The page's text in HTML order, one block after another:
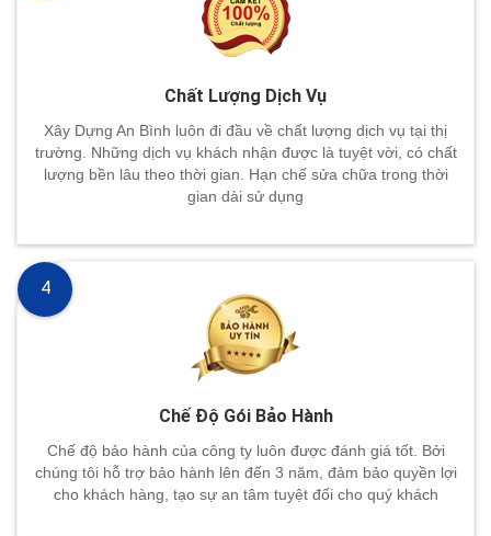
Chất Lượng Dịch Vụ
Xây Dựng An Bình luôn đi đầu về chất lượng dịch vụ tại thị
trường. Những dịch vụ khách nhận được là tuyệt vời, có chất
lượng bền lâu theo thời gian. Hạn chế sửa chữa trong thời
gian dài sử dụng
Chế Độ Gói Bảo Hành
Chế độ bảo hành của công ty luôn được đánh giá tốt. Bởi
chúng tôi hỗ trợ bảo hành lên đến 3 năm, đảm bảo quyền lợi
cho khách hàng, tạo sự an tâm tuyệt đối cho quý khách
4